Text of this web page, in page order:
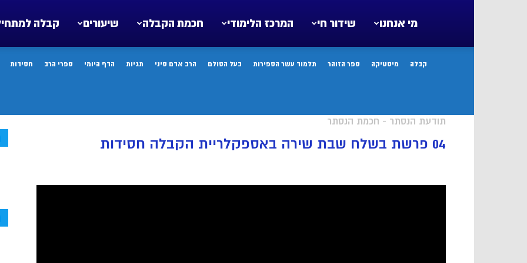
קבלה שיעורים חכמת הקבלה המרכז הלימודי שידור חי מי אנחנו
קבלה מיסטיקה ספר הזוהר תלמוד עשר הספירות בעל הסולם הרב אדם סיני תגיות הדף היומי ספרי הרב חסידות
תודעת הנסתר - חכמת הנסתר
04 פרשת בשלח שבת שירה באספקלריית הקבלה חסידות